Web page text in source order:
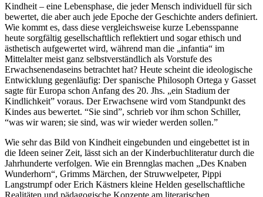
Kindheit – eine Lebensphase, die jeder Mensch individuell für sich
bewertet, die aber auch jede Epoche der Geschichte anders definiert.
Wie kommt es, dass diese vergleichsweise kurze Lebensspanne
heute sorgfältig gesellschaftlich reflektiert und sogar ethisch und
ästhetisch aufgewertet wird, während man die „infantia“ im
Mittelalter meist ganz selbstverständlich als Vorstufe des
Erwachsenendaseins betrachtet hat? Heute scheint die ideologische
Entwicklung gegenläufig: Der spanische Philosoph Ortega y Gasset
sagte für Europa schon Anfang des 20. Jhs. „ein Stadium der
Kindlichkeit” voraus. Der Erwachsene wird vom Standpunkt des
Kindes aus bewertet. “Sie sind”, schrieb vor ihm schon Schiller,
“was wir waren; sie sind, was wir wieder werden sollen.”
Wie sehr das Bild von Kindheit eingebunden und eingebettet ist in
die Ideen seiner Zeit, lässt sich an der Kinderbuchliteratur durch die
Jahrhunderte verfolgen. Wie ein Brennglas machen „Des Knaben
Wunderhorn“, Grimms Märchen, der Struwwelpeter, Pippi
Langstrumpf oder Erich Kästners kleine Helden gesellschaftliche
Realitäten und pädagogische Konzepte am literarischen